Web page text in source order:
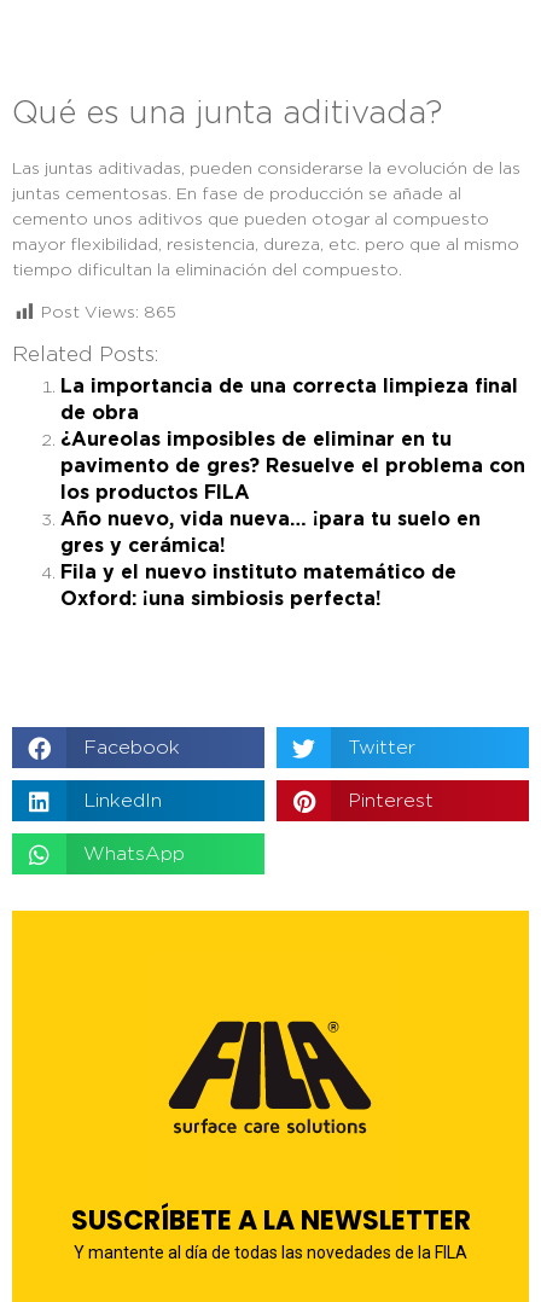
Qué es una junta aditivada?
Las juntas aditivadas, pueden considerarse la evolución de las
juntas cementosas. En fase de producción se añade al
cemento unos aditivos que pueden otogar al compuesto
mayor flexibilidad, resistencia, dureza, etc. pero que al mismo
tiempo dificultan la eliminación del compuesto.
Post Views: 865
Related Posts:
La importancia de una correcta limpieza final
de obra
¿Aureolas imposibles de eliminar en tu
pavimento de gres? Resuelve el problema con
los productos FILA
Año nuevo, vida nueva… ¡para tu suelo en
gres y cerámica!
Fila y el nuevo instituto matemático de
Oxford: ¡una simbiosis perfecta!
Facebook Twitter
LinkedIn Pinterest
WhatsApp
SUSCRÍBETE A LA NEWSLETTER
Y mantente al día de todas las novedades de la FILA